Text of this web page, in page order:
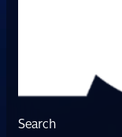
Search